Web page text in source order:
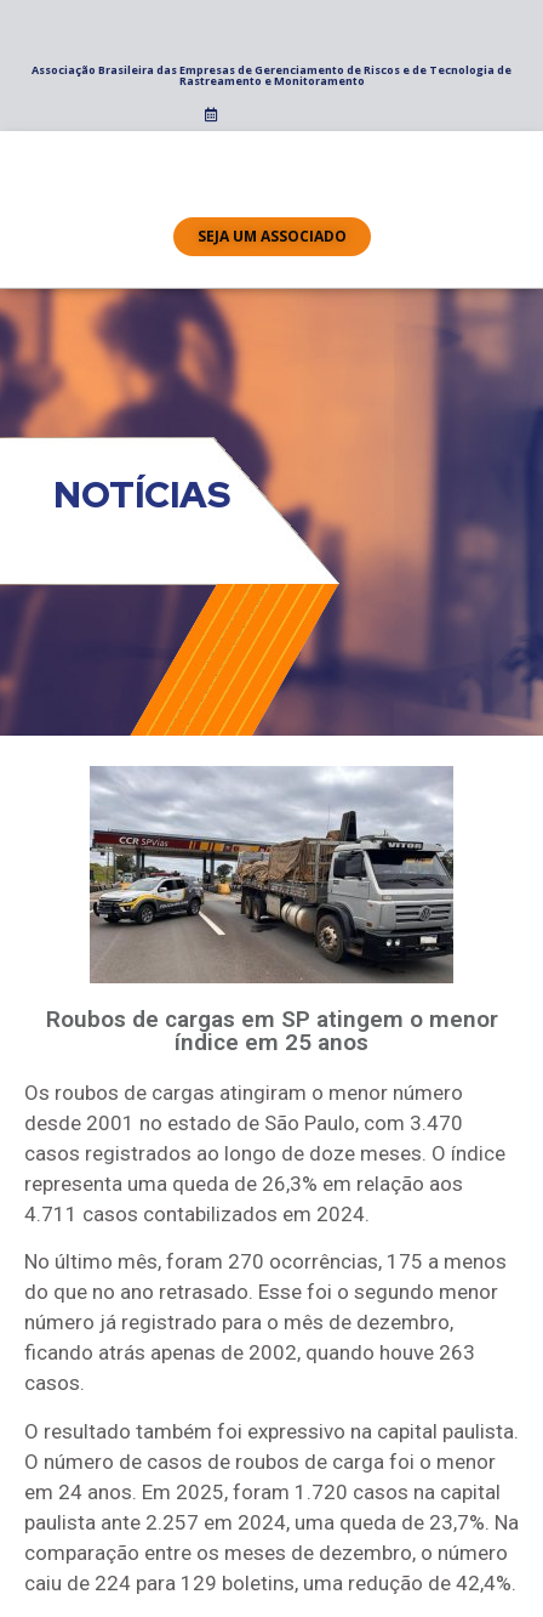
Associação Brasileira das Empresas de Gerenciamento de Riscos e de Tecnologia de
Rastreamento e Monitoramento
SEJA UM ASSOCIADO
NOTÍCIAS
Roubos de cargas em SP atingem o menor
índice em 25 anos
Os roubos de cargas atingiram o menor número
desde 2001 no estado de São Paulo, com 3.470
casos registrados ao longo de doze meses. O índice
representa uma queda de 26,3% em relação aos
4.711 casos contabilizados em 2024.
No último mês, foram 270 ocorrências, 175 a menos
do que no ano retrasado. Esse foi o segundo menor
número já registrado para o mês de dezembro,
ficando atrás apenas de 2002, quando houve 263
casos.
O resultado também foi expressivo na capital paulista.
O número de casos de roubos de carga foi o menor
em 24 anos. Em 2025, foram 1.720 casos na capital
paulista ante 2.257 em 2024, uma queda de 23,7%. Na
comparação entre os meses de dezembro, o número
caiu de 224 para 129 boletins, uma redução de 42,4%.